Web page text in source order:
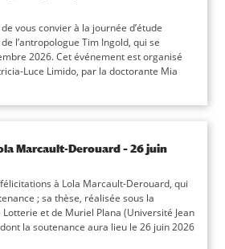
vous convier à la journée d’étude
l’antropologue Tim Ingold, qui se
2026. Cet événement est organisé
Luce Limido, par la doctorante Mia
Marcault-Derouard – 26 juin
à Lola Marcault-Derouard, qui
; sa thèse, réalisée sous la
et de Muriel Plana (Université Jean
la soutenance aura lieu le 26 juin 2026